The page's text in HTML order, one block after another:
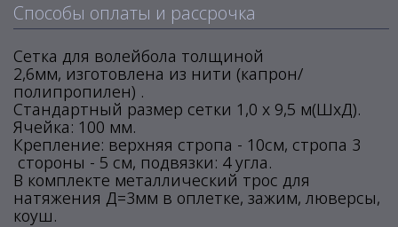
Способы оплаты и рассрочка
Сетка для волейбола толщиной
2,6мм, изготовлена из нити (капрон/
полипропилен) .
Стандартный размер сетки 1,0 х 9,5 м(ШхД).
Ячейка: 100 мм.
Крепление: верхняя стропа - 10см, стропа 3
стороны - 5 см, подвязки: 4 угла.
В комплекте металлический трос для
натяжения Д=3мм в оплетке, зажим, люверсы,
коуш.